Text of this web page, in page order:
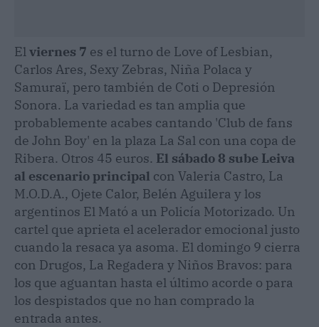
Elviernes 7 es el turno de Love of Lesbian,
Carlos Ares, Sexy Zebras, Niña Polaca y
Samuraï, pero también de Coti o Depresión
Sonora. La variedad es tan amplia que
probablemente acabes cantando 'Club de fans
de John Boy' en la plaza La Sal con una copa de
Ribera. Otros 45 euros. El sábado 8 sube Leiva
al escenario principal con Valeria Castro, La
M.O.D.A., Ojete Calor, Belén Aguilera y los
argentinos El Mató a un Policía Motorizado. Un
cartel que aprieta el acelerador emocional justo
cuando la resaca ya asoma. El domingo 9 cierra
con Drugos, La Regadera y Niños Bravos: para
los que aguantan hasta el último acorde o para
los despistados que no han comprado la
entrada antes.